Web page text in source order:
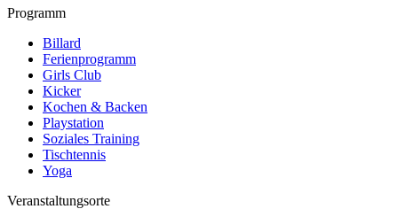
Programm
Billard
Ferienprogramm
Girls Club
Kicker
Kochen & Backen
Playstation
Soziales Training
Tischtennis
Yoga
Veranstaltungsorte